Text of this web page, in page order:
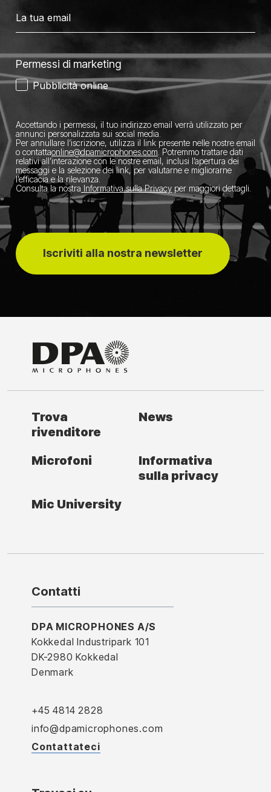
Permessi di marketing
Pubblicità online
Accettando i permessi, il tuo indirizzo email verrà utilizzato per
annunci personalizzata sui social media.
Per annullare l’iscrizione, utilizza il link presente nelle nostre email
o contatta​online@dpamicrophones.com . Potremmo trattare dati
relativi all’interazione con le nostre email, inclusi l’apertura dei
messaggi e la selezione dei link, per valutarne e migliorarne
l’efficacia e la rilevanza.
Consulta la nostra Informativa sulla Privacy per maggiori dettagli.
Iscriviti alla nostra newsletter
Trova
rivenditore
News
Microfoni
Informativa
sulla privacy
Mic University
Contatti
DPA MICROPHONES A/S
Kokkedal Industripark 101
DK-2980 Kokkedal
Denmark
+45 4814 2828
info@dpamicrophones.com
Contattateci